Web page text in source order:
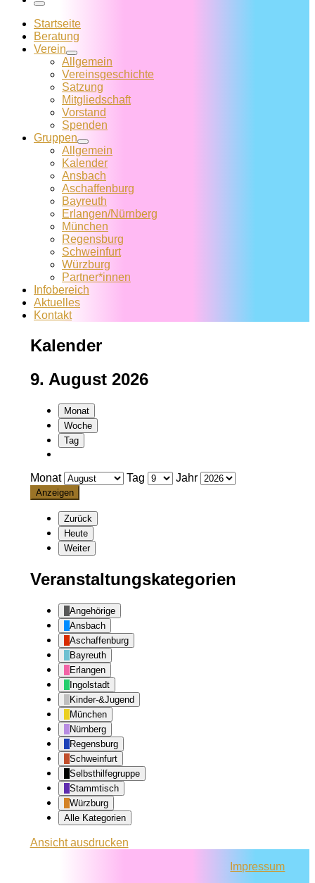
Menü
Startseite
Beratung
Verein
Allgemein
Vereins­geschichte
Satzung
Mitglied­schaft
Vorstand
Spenden
Gruppen
Allgemein
Kalender
Ansbach
Aschaffenburg
Bayreuth
Erlangen/Nürnberg
München
Regensburg
Schweinfurt
Würzburg
Partner*innen
Infobereich
Aktuelles
Kontakt
Kalender
9. August 2026
Monat
Woche
Tag
Monat Tag Jahr
Zurück
Heute
Weiter
Veranstaltungskategorien
Angehörige
Ansbach
Aschaffenburg
Bayreuth
Erlangen
Ingolstadt
Kinder-&Jugend
München
Nürnberg
Regensburg
Schweinfurt
Selbsthilfegruppe
Stammtisch
Würzburg
Alle Kategorien
Ansichtausdrucken
Impressum